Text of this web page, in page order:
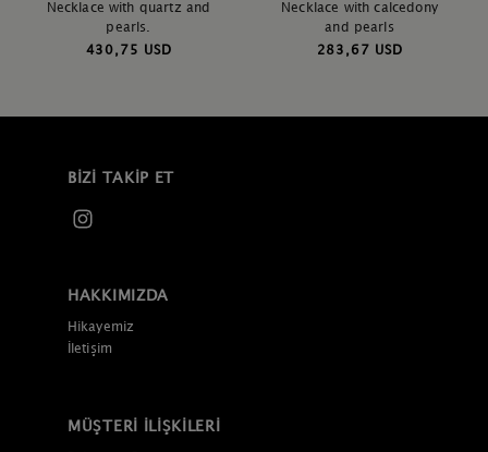
Necklace with quartz and
pearls.
430,75 USD
Necklace with calcedony
and pearls
283,67 USD
BIZI TAKIP ET
HAKKIMIZDA
Hikayemiz
İletişim
MÜŞTERI İLIŞKILERI